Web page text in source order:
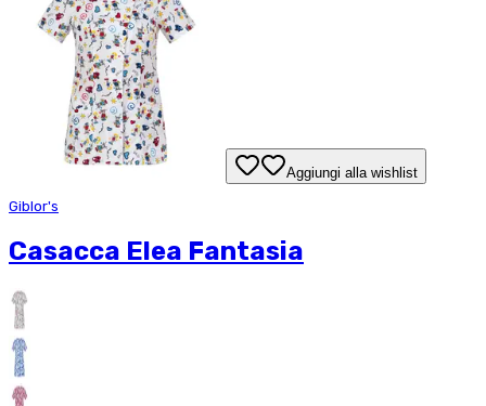
Aggiungi alla wishlist
Giblor's
Casacca Elea Fantasia